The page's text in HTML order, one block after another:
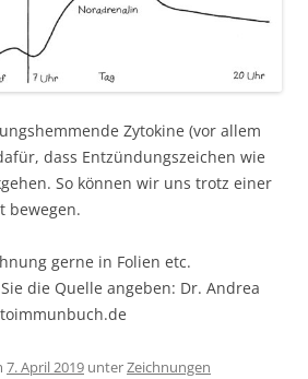
Zytokine (vor allem
dass Entzündungszeichen wie
So können wir uns trotz einer
bewegen.
gerne in Folien etc.
die Quelle angeben: Dr. Andrea
7. April 2019 unterZeichnungen